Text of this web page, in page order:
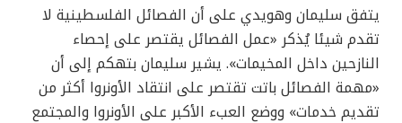
يتفق سليمان وهويدي على أن الفصائل الفلسطينية لا
تقدم شيئا يُذكر «عمل الفصائل يقتصر على إحصاء
النازحين داخل المخيمات». يشير سليمان بتهكم إلى أن
«مهمة الفصائل باتت تقتصر على انتقاد الأونروا أكثر من
تقديم خدمات» ووضع العبء الأكبر على الأونروا والمجتمع